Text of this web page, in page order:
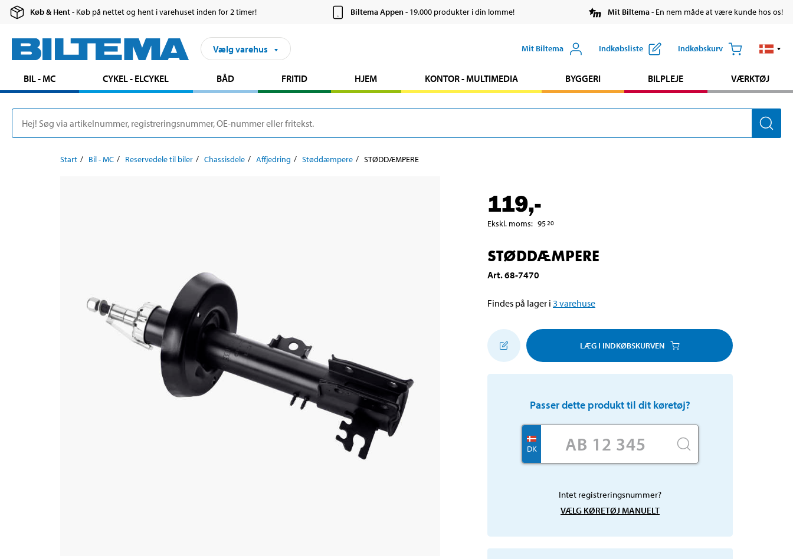
Køb & Hent- Køb på nettet og hent i varehuset inden for 2 timer! Biltema Appen- 19.000 produkter i din lomme! Mit Biltema- En nem måde at være kunde hos os!
Vælg varehus Mit Biltema Indkøbsliste Indkøbskurv
BIL - MC CYKEL - ELCYKEL BÅD FRITID HJEM KONTOR - MULTIMEDIA BYGGERI BILPLEJE VÆRKTØJ
Start Bil - MC Reservedele til biler Chassisdele Affjedring Støddæmpere STØDDÆMPERE
119,-
Ekskl. moms: 95 20
STØDDÆMPERE
Art.68-7470
Findes på lager i 3 varehuse
LÆG I INDKØBSKURVEN
Passer dette produkt til dit køretøj?
DK
Intet registreringsnummer?
VÆLG KØRETØJ MANUELT